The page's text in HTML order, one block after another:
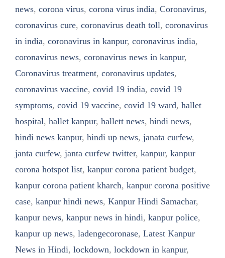
news, corona virus, corona virus india, Coronavirus,
coronavirus cure, coronavirus death toll, coronavirus
in india, coronavirus in kanpur, coronavirus india,
coronavirus news, coronavirus news in kanpur,
Coronavirus treatment, coronavirus updates,
coronavirus vaccine, covid 19 india, covid 19
symptoms, covid 19 vaccine, covid 19 ward, hallet
hospital, hallet kanpur, hallett news, hindi news,
hindi news kanpur, hindi up news, janata curfew,
janta curfew, janta curfew twitter, kanpur, kanpur
corona hotspot list, kanpur corona patient budget,
kanpur corona patient kharch, kanpur corona positive
case, kanpur hindi news, Kanpur Hindi Samachar,
kanpur news, kanpur news in hindi, kanpur police,
kanpur up news, ladengecoronase, Latest Kanpur
News in Hindi, lockdown, lockdown in kanpur,